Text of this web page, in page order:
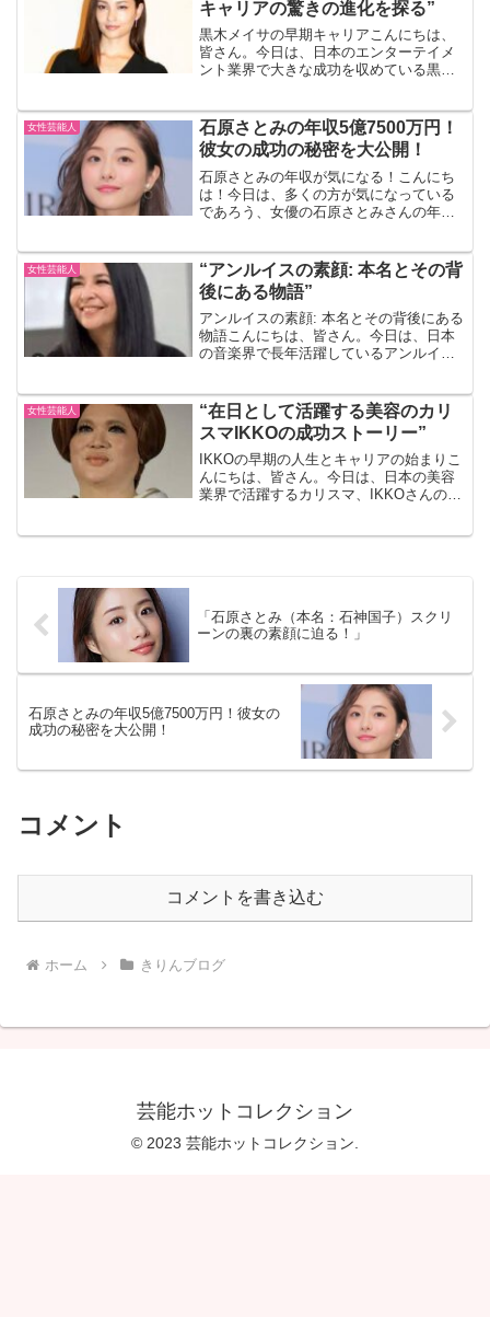
キャリアの驚きの進化を探る”
黒木メイサの早期キャリアこんにちは、
皆さん。今日は、日本のエンターテイメ
ント業界で大きな成功を収めている黒木
まりました。彼女は14歳でモデルとして
デビューし、その後すぐ...
女性芸能人
石原さとみの年収5億7500万円！
彼女の成功の秘密を大公開！
石原さとみの年収が気になる！こんにち
は！今日は、多くの方が気になっている
であろう、女優の石原さとみさんの年収
で多くのドラマや映画に出演されていま
すよね。彼女の成功の秘密...
女性芸能人
“アンルイスの素顔: 本名とその背
後にある物語”
アンルイスの素顔: 本名とその背後にある
物語こんにちは、皆さん。今日は、日本
の音楽界で長年活躍しているアンルイス
ついて深掘りしていきます。アンルイス
の本名まず初めに、アン...
女性芸能人
“在日として活躍する美容のカリ
スマIKKOの成功ストーリー”
IKKOの早期の人生とキャリアの始まりこ
んにちは、皆さん。今日は、日本の美容
業界で活躍するカリスマ、IKKOさんの成
「石原さとみ（本名：石神国子）スクリ
ーンの裏の素顔に迫る！」
石原さとみの年収5億7500万円！彼女の
成功の秘密を大公開！
コメント
コメントを書き込む
ホーム きりんブログ
芸能ホットコレクション
© 2023 芸能ホットコレクション.